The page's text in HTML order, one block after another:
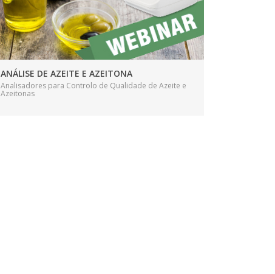
ANÁLISE DE AZEITE E AZEITONA
Analisadores para Controlo de Qualidade de Azeite e
Azeitonas